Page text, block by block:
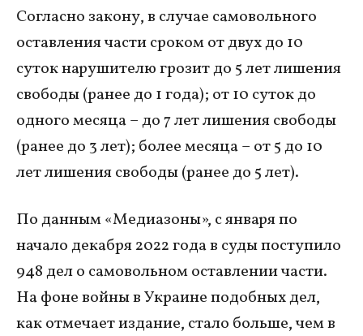
Согласно закону, в случае самовольного
оставления части сроком от двух до 10
суток нарушителю грозит до 5 лет лишения
свободы (ранее до 1 года); от 10 суток до
одного месяца – до 7 лет лишения свободы
(ранее до 3 лет); более месяца – от 5 до 10
лет лишения свободы (ранее до 5 лет).
По данным «Медиазоны», с января по
начало декабря 2022 года в суды поступило
948 дел о самовольном оставлении части.
На фоне войны в Украине подобных дел,
как отмечает издание, стало больше, чем в